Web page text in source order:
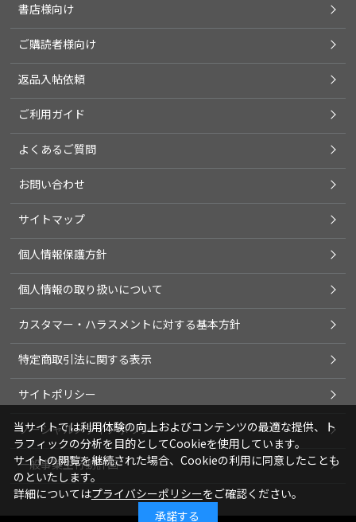
書店様向け
ご購読者様向け
返品入帖依頼
ご利用ガイド
よくあるご質問
お問い合わせ
サイトマップ
個人情報保護方針
個人情報の取り扱いについて
カスタマー・ハラスメントに対する基本方針
特定商取引法に関する表示
サイトポリシー
ソーシャルメディアポリシー
一般事業主行動計画
当サイトでは利用体験の向上およびコンテンツの最適な提供、ト
ラフィックの分析を目的としてCookieを使用しています。
サイトの閲覧を継続された場合、Cookieの利用に同意したことも
のといたします。
詳細についてはプライバシーポリシーをご確認ください。
承諾する